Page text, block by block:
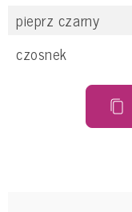
pieprz czarny
czosnek